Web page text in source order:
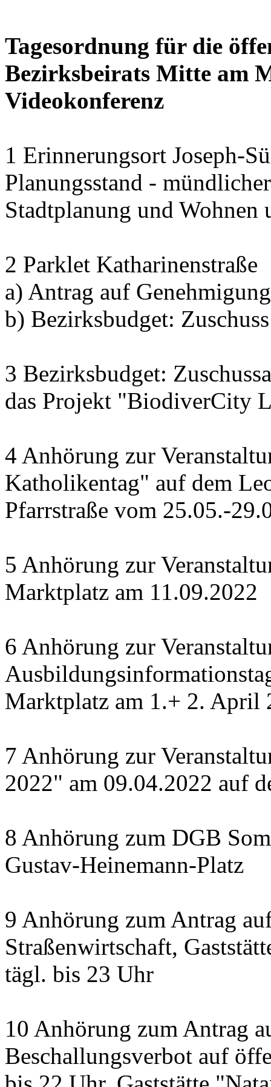
Tagesordnung für die
Bezirksbeirats Mitte am
Videokonferenz
1 Erinnerungsort Joseph-
Planungsstand -
Stadtplanung und Wohnen
2 Parklet Katharinenstraße
a) Antrag auf
b) Bezirksbudget:
3 Bezirksbudget:
das Projekt "BiodiverCity
4 Anhörung zur
Katholikentag" auf dem
Pfarrstraße vom 25.05.-
5 Anhörung zur
Marktplatz am 11.09.2022
6 Anhörung zur
Marktplatz am 1.+ 2. April
7 Anhörung zur
2022" am 09.04.2022 auf
8 Anhörung zum DGB
Gustav-Heinemann-Platz
9 Anhörung zum Antrag
Straßenwirtschaft,
tägl. bis 23 Uhr
10 Anhörung zum Antrag
Beschallungsverbot auf